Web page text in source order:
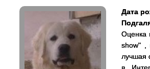
Дата
Оценка
show" ,
лучшая